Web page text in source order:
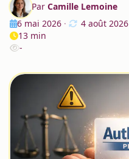
Par Camille Lemoine
6 mai 2026 ·
4 août 2026
13 min
-